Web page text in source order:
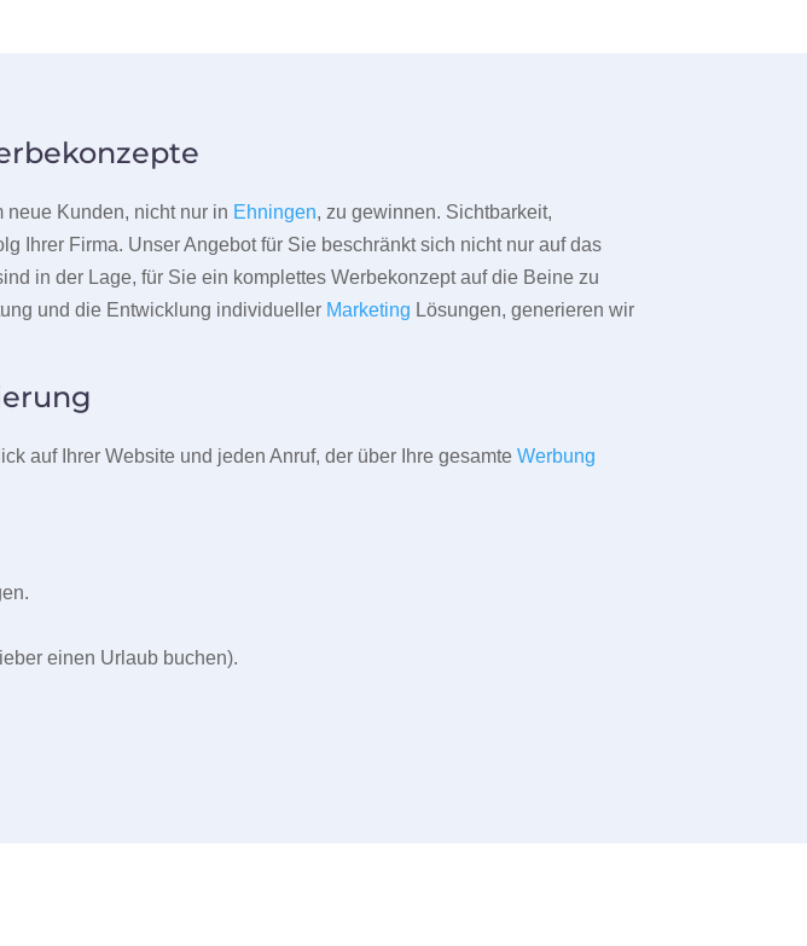
neue Kunden, nicht nur in Ehningen, zu gewinnen. Sichtbarkeit,
Ihrer Firma. Unser Angebot für Sie beschränkt sich nicht nur auf das
in der Lage, für Sie ein komplettes Werbekonzept auf die Beine zu
und die Entwicklung individueller Marketing Lösungen, generieren wir
auf Ihrer Website und jeden Anruf, der über Ihre gesamteWerbung
einen Urlaub buchen).